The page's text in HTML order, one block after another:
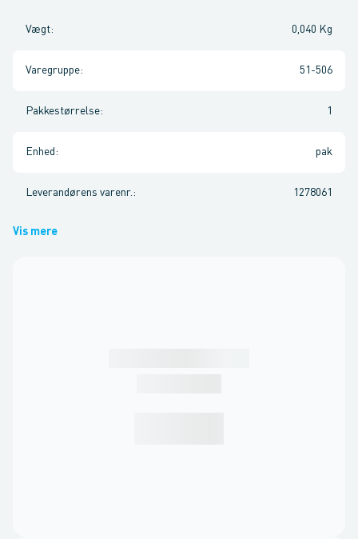
Vægt: 0,040 Kg
Varegruppe: 51-506
Pakkestørrelse: 1
Enhed : pak
Leverandørens varenr. : 1278061
Vis mere